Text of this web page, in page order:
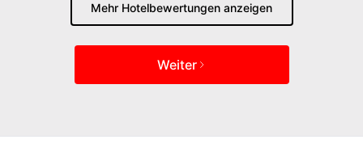
Mehr Hotelbewertungen anzeigen
Weiter